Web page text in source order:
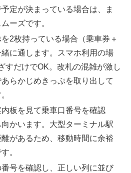
定が決まっている場合は、ま
ーズです。
2枚持っている場合（乗車券＋
に通します。スマホ利用の場
すだけでOK。改札の混雑が激し
らかじめきっぷを取り出して
板を見て乗車口番号を確認
かいます。大型ターミナル駅
があるため、移動時間に余裕
。
番号を確認し、正しい列に並び